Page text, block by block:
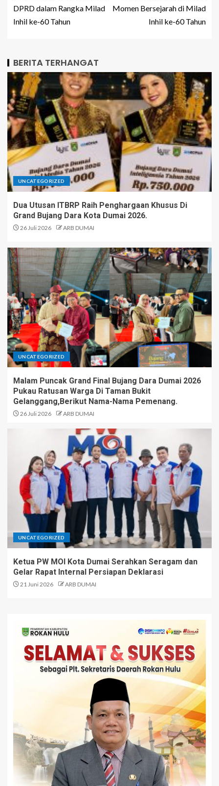
DPRD dalam Rangka Milad
Inhil ke-60 Tahun
Momen Bersejarah di Milad
Inhil ke-60 Tahun
BERITA TERHANGAT
UNCATEGORIZED
Dua Utusan ITBRP Raih Penghargaan Khusus Di
Grand Bujang Dara Kota Dumai 2026.
26 Juli 2026 ARB DUMAI
UNCATEGORIZED
Malam Puncak Grand Final Bujang Dara Dumai 2026
Pukau Ratusan Warga Di Taman Bukit
Gelanggang,Berikut Nama-Nama Pemenang.
26 Juli 2026 ARB DUMAI
UNCATEGORIZED
Ketua PW MOI Kota Dumai Serahkan Seragam dan
Gelar Rapat Internal Persiapan Deklarasi
21 Juni 2026 ARB DUMAI